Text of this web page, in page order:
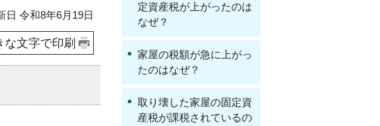
令和8年6月19日
な文字で印刷
定資産税が上がったのは
なぜ？
家屋の税額が急に上がっ
たのはなぜ？
取り壊した家屋の固定資
産税が課税されているの